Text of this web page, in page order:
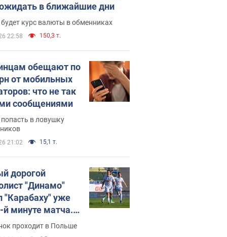
в ближайшие дни
курс валюты в обменниках
22:58 150,3 т.
обещают по
от мобильных
что не так
сообщениями
попасть в ловушку
21:02 15,1 т.
дорогой
"Динамо"
"Карабаху" уже
й минуте матча.
проходит в Польше